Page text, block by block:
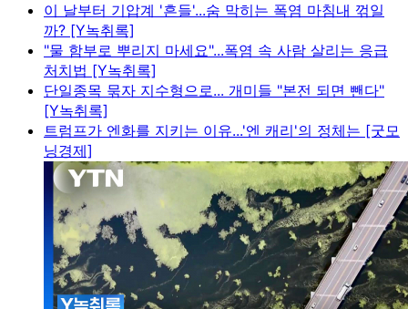
이 날부터 기압계 '흔들'...숨 막히는 폭염 마침내 꺾일
까? [Y녹취록]
"물 함부로 뿌리지 마세요"...폭염 속 사람 살리는 응급
처치법 [Y녹취록]
단일종목 묶자 지수형으로... 개미들 "본전 되면 뺀다"
[Y녹취록]
트럼프가 엔화를 지키는 이유...'엔 캐리'의 정체는 [굿모
닝경제]